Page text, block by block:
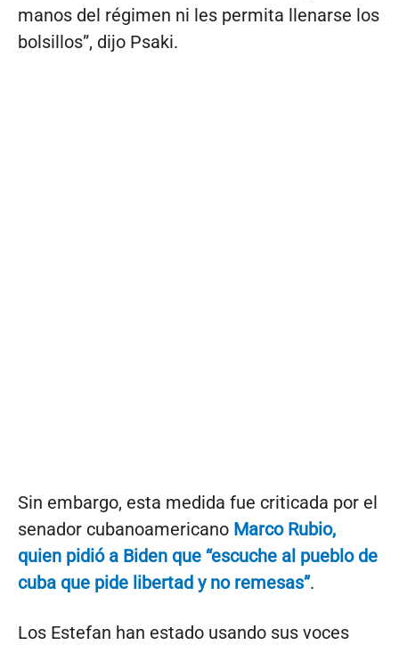
manos del régimen ni les permita llenarse los
bolsillos”, dijo Psaki.
Sin embargo, esta medida fue criticada por el
senador cubanoamericano Marco Rubio,
quien pidió a Biden que “escuche al pueblo de
cuba que pide libertad y no remesas”.
Los Estefan han estado usando sus voces